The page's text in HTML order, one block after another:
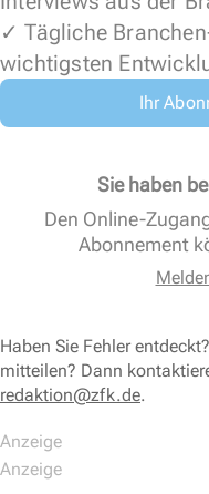
✓ Tägliche
wichtigsten
Ihr
Sie haben
Den Online-
Abonnement
Haben Sie Fehler
mitteilen? Dann
redaktion@zfk.de.